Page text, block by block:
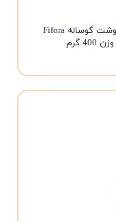
کنسرو غذای سگ نژاد بزرگ فیفورا با طعم گوشت گوساله Fifora